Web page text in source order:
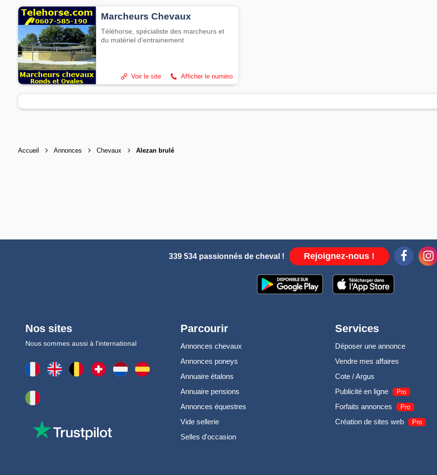
Marcheurs Chevaux
Téléhorse, spécialiste des marcheurs et
du matériel d’entrainement
Afficher le numéro
Voir le site
Accueil Annonces Chevaux Alezan brulé
339 534 passionnés de cheval ! Rejoignez-nous !
Nos sites
Nous sommes aussi à l'international
Parcourir
Annonces chevaux
Annonces poneys
Annuaire étalons
Annuaire pensions
Annonces équestres
Vide sellerie
Selles d'occasion
Services
Déposer une annonce
Vendre mes affaires
Cote / Argus
Publicité en ligne
Pro
Forfaits annonces Pro
Création de sites web Pro